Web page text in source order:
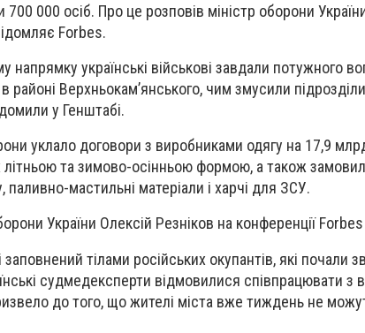
000 осіб. Про це розповів міністр оборони
Forbes.
напрямку українські військові завдали потужного
районі Верхньокам’янського, чим змусили
у Генштабі.
уклало договори з виробниками одягу на 17,9
літньою та зимово-осінньою формою, а також
паливно-мастильні матеріали і харчі для ЗСУ.
України Олексій Резніков на конференції
тілами російських окупантів, які почали
судмедексперти відмовилися співпрацювати з
до того, що жителі міста вже тиждень не